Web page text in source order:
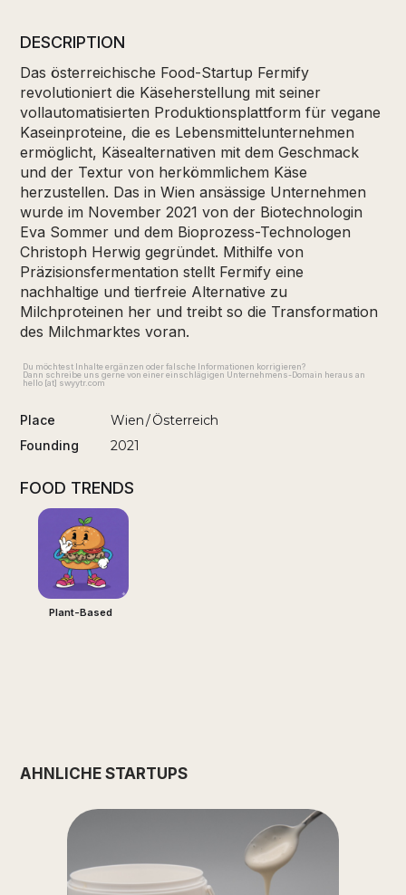
DESCRIPTION
Das österreichische Food-Startup Fermify
revolutioniert die Käseherstellung mit seiner
vollautomatisierten Produktionsplattform für vegane
Kaseinproteine, die es Lebensmittelunternehmen
ermöglicht, Käsealternativen mit dem Geschmack
und der Textur von herkömmlichem Käse
herzustellen. Das in Wien ansässige Unternehmen
wurde im November 2021 von der Biotechnologin
Eva Sommer und dem Bioprozess-Technologen
Christoph Herwig gegründet. Mithilfe von
Präzisionsfermentation stellt Fermify eine
nachhaltige und tierfreie Alternative zu
Milchproteinen her und treibt so die Transformation
des Milchmarktes voran.
Du möchtest Inhalte ergänzen oder falsche Informationen korrigieren?
Dann schreibe uns gerne von einer einschlägigen Unternehmens-Domain heraus an
hello [at] swyytr.com
Place Wien/Österreich
Founding 2021
FOOD TRENDS
Plant-Based
ÄHNLICHE STARTUPS